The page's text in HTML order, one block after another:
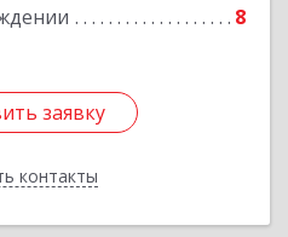
8
заявку
контакты
заявку